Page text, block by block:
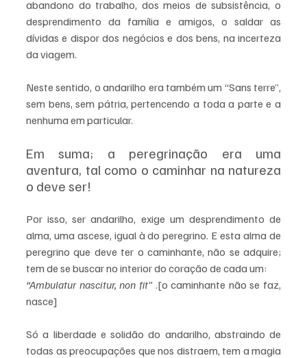
abandono do trabalho, dos meios de subsistência, o
desprendimento da família e amigos, o saldar as
dívidas e dispor dos negócios e dos bens, na incerteza
da viagem.
Neste sentido, o andarilho era também um “Sans terre”,
sem bens, sem pátria, pertencendo a toda a parte e a
nenhuma em particular.
Em suma; a peregrinação era uma
aventura, tal como o caminhar na natureza
o deve ser!
Por isso, ser andarilho, exige um desprendimento de
alma, uma ascese, igual à do peregrino. E esta alma de
peregrino que deve ter o caminhante, não se adquire;
tem de se buscar no interior do coração de cada um:
“Ambulatur nascitur, non fit” .[o caminhante não se faz,
nasce]
Só a liberdade e solidão do andarilho, abstraindo de
todas as preocupações que nos distraem, tem a magia